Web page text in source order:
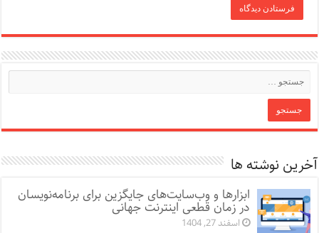
آخرین نوشته ها
ابزارها و وب‌سایت‌های جایگزین برای برنامه‌نویسان
در زمان قطعی اینترنت جهانی
اسفند 27, 1404